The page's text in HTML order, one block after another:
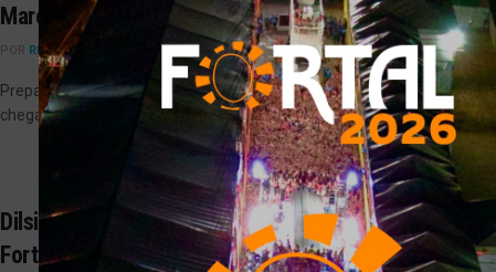
Maroto abrem nesta terça-feira (15)
POR REDAÇÃO HÁ 4 ANOS 10
Preparem os lencinhos que a turnê mais romântico do pagode está
chegando!
Dilsinho e Sorriso Maroto fazem show juntos em
Fortaleza; saiba quando!